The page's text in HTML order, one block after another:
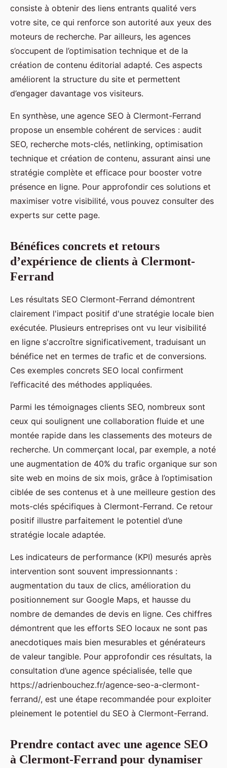
consiste à obtenir des liens entrants qualité vers
votre site, ce qui renforce son autorité aux yeux des
moteurs de recherche. Par ailleurs, les agences
s’occupent de l’optimisation technique et de la
création de contenu éditorial adapté. Ces aspects
améliorent la structure du site et permettent
d’engager davantage vos visiteurs.
En synthèse, une agence SEO à Clermont-Ferrand
propose un ensemble cohérent de services : audit
SEO, recherche mots-clés, netlinking, optimisation
technique et création de contenu, assurant ainsi une
stratégie complète et efficace pour booster votre
présence en ligne. Pour approfondir ces solutions et
maximiser votre visibilité, vous pouvez consulter des
experts sur cette page.
Bénéfices concrets et retours
d’expérience de clients à Clermont-
Ferrand
Les résultats SEO Clermont-Ferrand démontrent
clairement l'impact positif d'une stratégie locale bien
exécutée. Plusieurs entreprises ont vu leur visibilité
en ligne s'accroître significativement, traduisant un
bénéfice net en termes de trafic et de conversions.
Ces exemples concrets SEO local confirment
l’efficacité des méthodes appliquées.
Parmi les témoignages clients SEO, nombreux sont
ceux qui soulignent une collaboration fluide et une
montée rapide dans les classements des moteurs de
recherche. Un commerçant local, par exemple, a noté
une augmentation de 40% du trafic organique sur son
site web en moins de six mois, grâce à l’optimisation
ciblée de ses contenus et à une meilleure gestion des
mots-clés spécifiques à Clermont-Ferrand. Ce retour
positif illustre parfaitement le potentiel d’une
stratégie locale adaptée.
Les indicateurs de performance (KPI) mesurés après
intervention sont souvent impressionnants :
augmentation du taux de clics, amélioration du
positionnement sur Google Maps, et hausse du
nombre de demandes de devis en ligne. Ces chiffres
démontrent que les efforts SEO locaux ne sont pas
anecdotiques mais bien mesurables et générateurs
de valeur tangible. Pour approfondir ces résultats, la
consultation d’une agence spécialisée, telle que
https://adrienbouchez.fr/agence-seo-a-clermont-
ferrand/, est une étape recommandée pour exploiter
pleinement le potentiel du SEO à Clermont-Ferrand.
Prendre contact avec une agence SEO
à Clermont-Ferrand pour dynamiser